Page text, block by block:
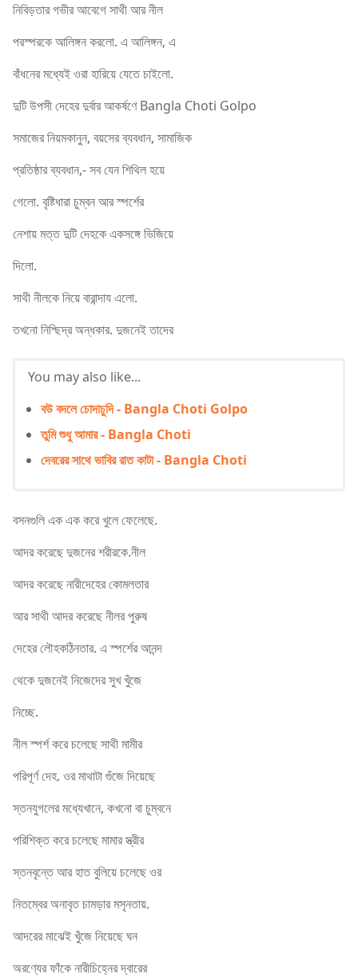
নিবিড়তার গভীর আবেগে সাথী আর নীল
পরস্পরকে আলিঙ্গন করলো. এ আলিঙ্গন, এ
বাঁধনের মধ্যেই ওরা হারিয়ে যেতে চাইলো.
দুটি উপসী দেহের দুর্বার আকর্ষণে Bangla Choti Golpo
সমাজের নিয়মকানুন, বয়সের ব্যবধান, সামাজিক
প্রতিষ্ঠার ব্যবধান,- সব যেন শিথিল হয়ে
গেলো. বৃষ্টিধারা চুম্বন আর স্পর্শের
নেশায় মত্ত দুটি দেহকে একসঙ্গে ভিজিয়ে
দিলো.
সাথী নীলকে নিয়ে বারান্দায এলো.
তখনো নিশ্ছিদ্র অন্ধকার. দুজনেই তাদের
You may also like...
বউ বদলে চোদাচুদি - Bangla Choti Golpo
তুমি শুধু আমার - Bangla Choti
দেবরের সাথে ভাবির রাত কাটা - Bangla Choti
বসনগুলি এক এক করে খুলে ফেলেছে.
আদর করেছে দুজনের শরীরকে.নীল
আদর করেছে নারীদেহের কোমলতার
আর সাথী আদর করেছে নীলর পুরুষ
দেহের লৌহকঠিনতার. এ স্পর্শের আনন্দ
থেকে দুজনেই নিজেদের সুখ খুঁজে
নিচ্ছে.
নীল স্পর্শ করে চলেছে সাথী মামীর
পরিপূর্ণ দেহ. ওর মাথাটা গুঁজে দিয়েছে
স্তনযুগলের মধ্যেখানে, কখনো বা চুম্বনে
পরিশিক্ত করে চলেছে মামার স্ত্রীর
স্তনবৃন্তে আর হাত বুলিয়ে চলেছে ওর
নিতম্বের অনাবৃত চামড়ার মসৃনতায়.
আদরের মাঝেই খুঁজে নিয়েছে ঘন
অরণ্যের ফাঁকে নারীচিহ্নের দ্বারের